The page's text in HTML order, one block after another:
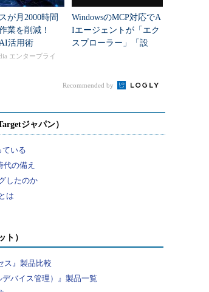
が月2000時間
業を削減！
活用術
エンタープライ
WindowsのMCP対応でA
Iエージェントが「エク
スプローラー」「設
Recommended by
ト）
ス』製品比較
バイス管理）』製品一覧